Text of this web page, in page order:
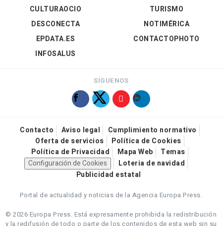
CULTURAOCIO
DESCONECTA
EPDATA.ES
INFOSALUS
TURISMO
NOTIMÉRICA
CONTACTOPHOTO
SÍGUENOS
Contacto Aviso legal
Cumplimiento normativo
Oferta de servicios
Política de Cookies
Política de Privacidad
Mapa Web
Temas
Configuración de Cookies
Loteria de navidad
Publicidad estatal
Portal de actualidad y noticias de la Agencia Europa Press.
© 2026 Europa Press. Está expresamente prohibida la redistribución
y la redifusión de todo o parte de los contenidos de esta web sin su